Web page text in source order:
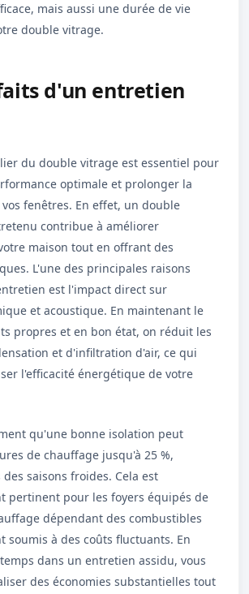
mais aussi une durée de vie
double vitrage.
d'un entretien
du double vitrage est essentiel pour
optimale et prolonger la
fenêtres. En effet, un double
contribue à améliorer
maison tout en offrant des
L'une des principales raisons
est l'impact direct sur
et acoustique. En maintenant le
propres et en bon état, on réduit les
et d'infiltration d'air, ce qui
l'efficacité énergétique de votre
qu'une bonne isolation peut
de chauffage jusqu'à 25 %,
saisons froides. Cela est
pertinent pour les foyers équipés de
dépendant des combustibles
soumis à des coûts fluctuants. En
dans un entretien assidu, vous
des économies substantielles tout